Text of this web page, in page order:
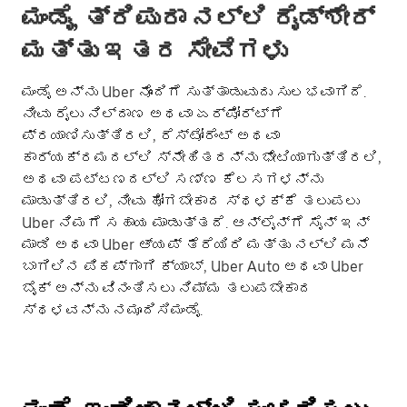
ಮಂಡೈ, ತ್ರಿಪುರಾ ನಲ್ಲಿ ರೈಡ್‌ಶೇರ್
ಮತ್ತು ಇತರ ಸೇವೆಗಳು
ಮಂಡೈ ಅನ್ನು Uber ನೊಂದಿಗೆ ಸುತ್ತಾಡುವುದು ಸುಲಭವಾಗಿದೆ.
ನೀವು ರೈಲು ನಿಲ್ದಾಣ ಅಥವಾ ಏರ್‌ಪೋರ್ಟ್‌ಗೆ
ಪ್ರಯಾಣಿಸುತ್ತಿರಲಿ, ರೆಸ್ಟೋರೆಂಟ್ ಅಥವಾ
ಕಾರ್ಯಕ್ರಮದಲ್ಲಿ ಸ್ನೇಹಿತರನ್ನು ಭೇಟಿಯಾಗುತ್ತಿರಲಿ,
ಅಥವಾ ಪಟ್ಟಣದಲ್ಲಿ ಸಣ್ಣ ಕೆಲಸಗಳನ್ನು
ಮಾಡುತ್ತಿರಲಿ, ನೀವು ಹೋಗಬೇಕಾದ ಸ್ಥಳಕ್ಕೆ ತಲುಪಲು
Uber ನಿಮಗೆ ಸಹಾಯ ಮಾಡುತ್ತದೆ. ಆನ್‌ಲೈನ್‌ಗೆ ಸೈನ್ ಇನ್
ಮಾಡಿ ಅಥವಾ Uber ಆ್ಯಪ್ ತೆರೆಯಿರಿ ಮತ್ತು ನಲ್ಲಿ ಮನೆ
ಬಾಗಿಲಿನ ಪಿಕಪ್‌ಗಾಗಿ ಕ್ಯಾಬ್, Uber Auto ಅಥವಾ Uber
ಬೈಕ್ ಅನ್ನು ವಿನಂತಿಸಲು ನಿಮ್ಮ ತಲುಪಬೇಕಾದ
ಸ್ಥಳವನ್ನು ನಮೂದಿಸಿಮಂಡೈ.